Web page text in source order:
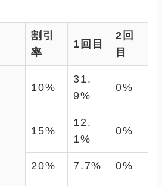
割引
率
1回目
2回
目
10%
31.
9%
0%
15%
12.
1%
0%
20% 7.7% 0%